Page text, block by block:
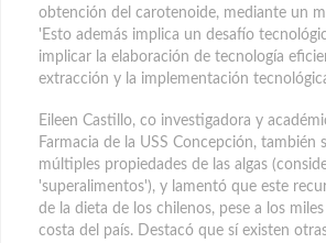
obtención del carotenoide, mediante un
'Esto además implica un desafío
implicar la elaboración de tecnología
extracción y la implementación
Eileen Castillo, co investigadora y
Farmacia de la USS Concepción, también
múltiples propiedades de las algas
'superalimentos'), y lamentó que este
de la dieta de los chilenos, pese a los
costa del país. Destacó que sí existen